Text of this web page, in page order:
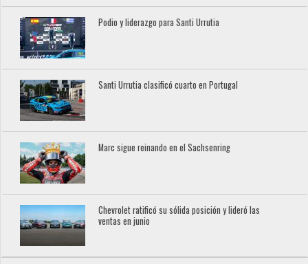
Podio y liderazgo para Santi Urrutia
Santi Urrutia clasificó cuarto en Portugal
Marc sigue reinando en el Sachsenring
Chevrolet ratificó su sólida posición y lideró las
ventas en junio